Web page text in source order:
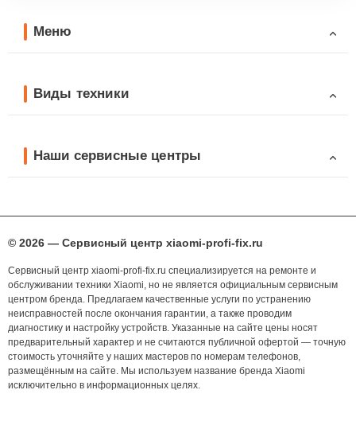
Меню
Виды техники
Наши сервисные центры
© 2026 — Сервисный центр xiaomi-profi-fix.ru
Сервисный центр xiaomi-profi-fix.ru специализируется на ремонте и
обслуживании техники Xiaomi, но не является официальным сервисным
центром бренда. Предлагаем качественные услуги по устранению
неисправностей после окончания гарантии, а также проводим
диагностику и настройку устройств. Указанные на сайте цены носят
предварительный характер и не считаются публичной офертой — точную
стоимость уточняйте у наших мастеров по номерам телефонов,
размещённым на сайте. Мы используем название бренда Xiaomi
исключительно в информационных целях.